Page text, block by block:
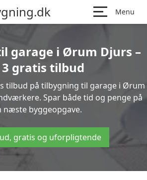
Menu
garage i Ørum Djurs –
gratis tilbud
tilbud på tilbygning til garage i Ørum
Spar både tid og penge på
næste byggeopgave.
gratis og uforpligtende